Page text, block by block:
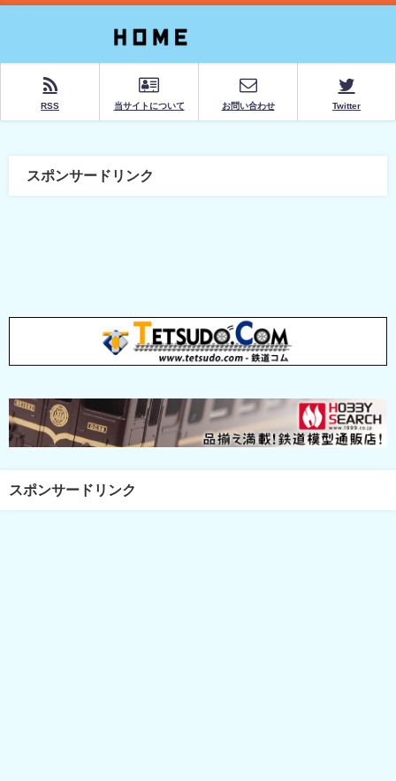
RSS 当サイトについて お問い合わせ Twitter
スポンサードリンク
スポンサードリンク